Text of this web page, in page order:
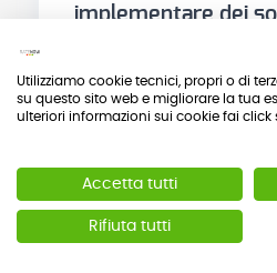
di soddisfazione per
Il problema sorge
soddisfazione viene
che un punteggio
globale serva a
migliorare.
implementare dei
Sono più
e validare, perché
dell'esperienza
una validazione
rigorosa. Ma una
Quante domande
un questionario
Le PREM più
Utilizziamo cookie tecnici, propri o di
su questo sito web e migliorare la tua
ulteriori informazioni sui cookie fai click
Accetta tutti
Rifiuta tutti